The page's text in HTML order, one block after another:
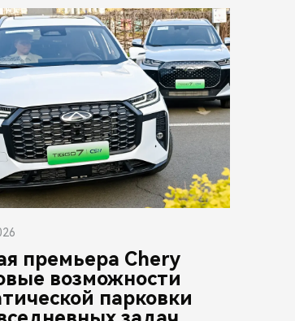
премьера Chery
возможности
парковки